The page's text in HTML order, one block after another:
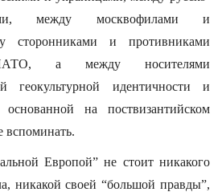
между москвофилами и
сторонниками и противниками
а между носителями
геокультурной идентичности и
основанной на поствизантийском
вспоминать.
Европой” не стоит никакого
никакой своей “большой правды”,